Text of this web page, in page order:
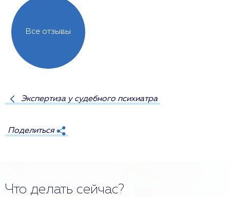
Все отзывы
Экспертиза у судебного психиатра
Поделиться
Что делать сейчас?